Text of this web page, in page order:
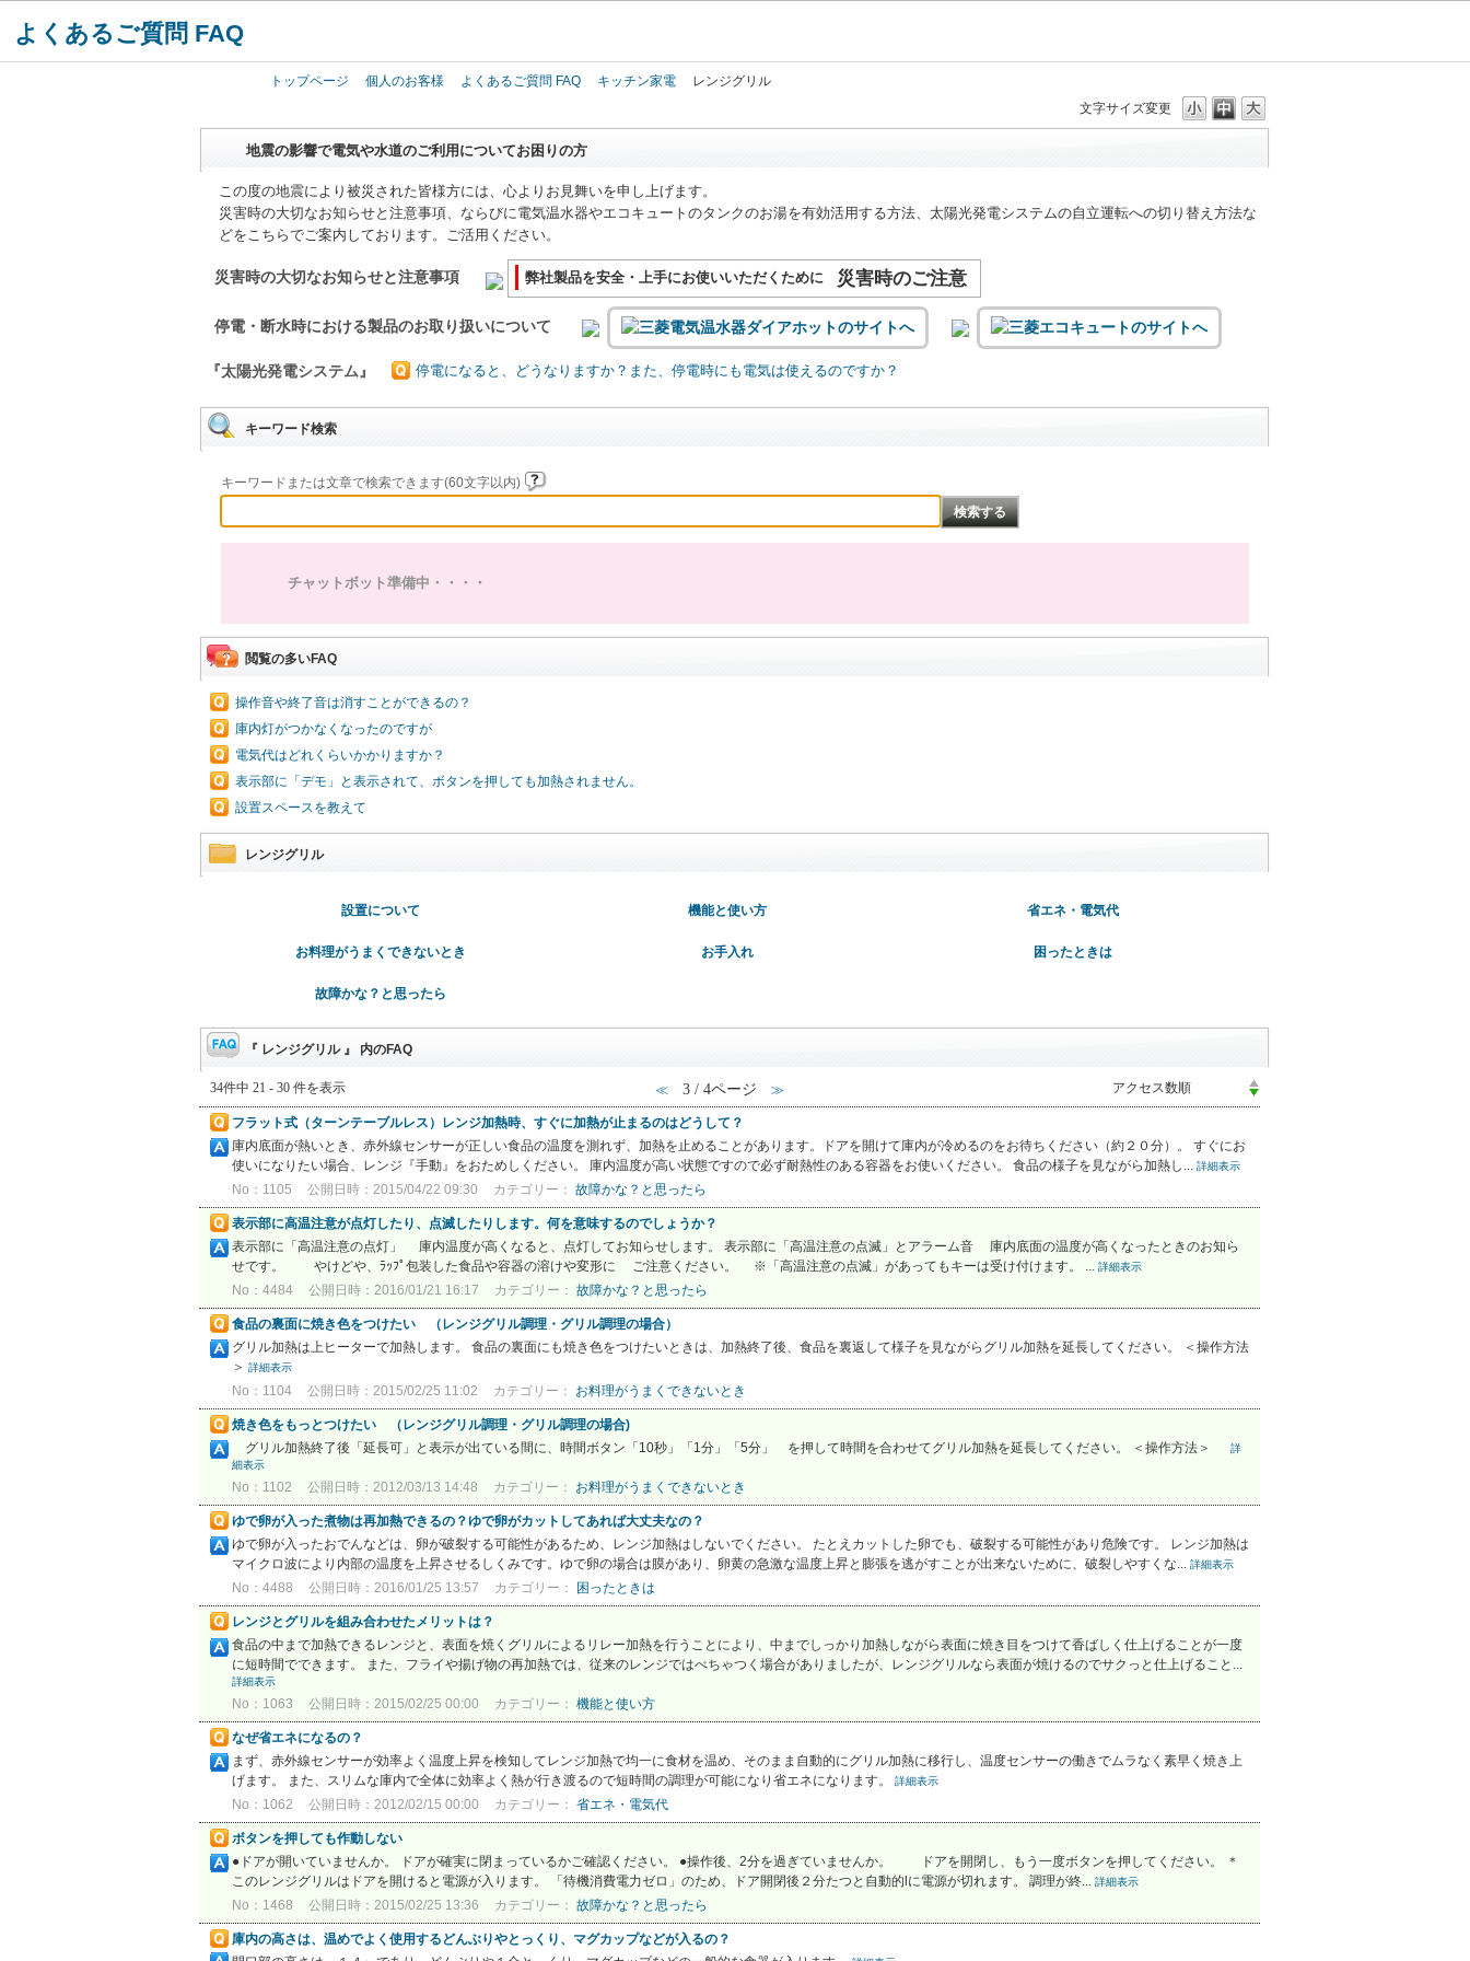
よくあるご質問 FAQ
トップページ 個人のお客様 よくあるご質問 FAQ キッチン家電
レンジグリル
文字サイズ変更
地震の影響で電気や水道のご利用についてお困りの方
この度の地震により被災された皆様方には、心よりお見舞いを申し上げます。
災害時の大切なお知らせと注意事項、ならびに電気温水器やエコキュートのタンクのお湯を有効活用する方法、太陽光発電システムの自立運転への切り替え方法な
どをこちらでご案内しております。ご活用ください。
災害時の大切なお知らせと注意事項 弊社製品を安全・上手にお使いいただくために 災害時のご注意
停電・断水時における製品のお取り扱いについて
『太陽光発電システム』 停電になると、どうなりますか？また、停電時にも電気は使えるのですか？
キーワード検索
キーワードまたは文章で検索できます(60文字以内)
チャットボット準備中・・・・
閲覧の多いFAQ
操作音や終了音は消すことができるの？
庫内灯がつかなくなったのですが
電気代はどれくらいかかりますか？
表示部に「デモ」と表示されて、ボタンを押しても加熱されません。
設置スペースを教えて
レンジグリル
設置について 機能と使い方 省エネ・電気代
お料理がうまくできないとき お手入れ 困ったときは
故障かな？と思ったら
『 レンジグリル 』 内のFAQ
34件中 21 - 30 件を表示 ≪ 3 / 4ページ ≫
フラット式（ターンテーブルレス）レンジ加熱時、すぐに加熱が止まるのはどうして？
庫内底面が熱いとき、赤外線センサーが正しい食品の温度を測れず、加熱を止めることがあります。ドアを開けて庫内が冷めるのをお待ちください（約２０分）。 すぐにお
使いになりたい場合、レンジ『手動』をおためしください。 庫内温度が高い状態ですので必ず耐熱性のある容器をお使いください。 食品の様子を見ながら加熱し... 詳細表示
No：1105 公開日時：2015/04/22 09:30 カテゴリー： 故障かな？と思ったら
表示部に高温注意が点灯したり、点滅したりします。何を意味するのでしょうか？
表示部に「高温注意の点灯」 庫内温度が高くなると、点灯してお知らせします。 表示部に「高温注意の点滅」とアラーム音 庫内底面の温度が高くなったときのお知ら
せです。 やけどや、ﾗｯﾌﾟ包装した食品や容器の溶けや変形に ご注意ください。 ※「高温注意の点滅」があってもキーは受け付けます。 ... 詳細表示
No：4484 公開日時：2016/01/21 16:17 カテゴリー： 故障かな？と思ったら
食品の裏面に焼き色をつけたい （レンジグリル調理・グリル調理の場合）
グリル加熱は上ヒーターで加熱します。 食品の裏面にも焼き色をつけたいときは、加熱終了後、食品を裏返して様子を見ながらグリル加熱を延長してください。 ＜操作方法
＞ 詳細表示
No：1104 公開日時：2015/02/25 11:02 カテゴリー： お料理がうまくできないとき
焼き色をもっとつけたい （レンジグリル調理・グリル調理の場合)
グリル加熱終了後「延長可」と表示が出ている間に、時間ボタン「10秒」「1分」「5分」 を押して時間を合わせてグリル加熱を延長してください。 ＜操作方法＞
詳
細表示
No：1102 公開日時：2012/03/13 14:48 カテゴリー： お料理がうまくできないとき
ゆで卵が入った煮物は再加熱できるの？ゆで卵がカットしてあれば大丈夫なの？
ゆで卵が入ったおでんなどは、卵が破裂する可能性があるため、レンジ加熱はしないでください。 たとえカットした卵でも、破裂する可能性があり危険です。 レンジ加熱は
マイクロ波により内部の温度を上昇させるしくみです。ゆで卵の場合は膜があり、卵黄の急激な温度上昇と膨張を逃がすことが出来ないために、破裂しやすくな... 詳細表示
No：4488 公開日時：2016/01/25 13:57 カテゴリー： 困ったときは
レンジとグリルを組み合わせたメリットは？
食品の中まで加熱できるレンジと、表面を焼くグリルによるリレー加熱を行うことにより、中までしっかり加熱しながら表面に焼き目をつけて香ばしく仕上げることが一度
に短時間でできます。 また、フライや揚げ物の再加熱では、従来のレンジではべちゃつく場合がありましたが、レンジグリルなら表面が焼けるのでサクっと仕上げること...
詳細表示
No：1063 公開日時：2015/02/25 00:00 カテゴリー： 機能と使い方
なぜ省エネになるの？
まず、赤外線センサーが効率よく温度上昇を検知してレンジ加熱で均一に食材を温め、そのまま自動的にグリル加熱に移行し、温度センサーの働きでムラなく素早く焼き上
げます。 また、スリムな庫内で全体に効率よく熱が行き渡るので短時間の調理が可能になり省エネになります。
詳細表示
No：1062 公開日時：2012/02/15 00:00 カテゴリー： 省エネ・電気代
ボタンを押しても作動しない
●ドアが開いていませんか。 ドアが確実に閉まっているかご確認ください。 ●操作後、2分を過ぎていませんか。 ドアを開閉し、もう一度ボタンを押してください。 ＊
このレンジグリルはドアを開けると電源が入ります。 「待機消費電力ゼロ」のため、ドア開閉後２分たつと自動的lに電源が切れます。 調理が終... 詳細表示
No：1468 公開日時：2015/02/25 13:36 カテゴリー： 故障かな？と思ったら
庫内の高さは、温めでよく使用するどんぶりやとっくり、マグカップなどが入るの？